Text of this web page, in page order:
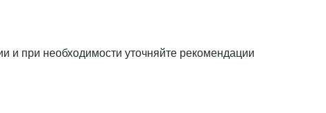
и при необходимости уточняйте рекомендации